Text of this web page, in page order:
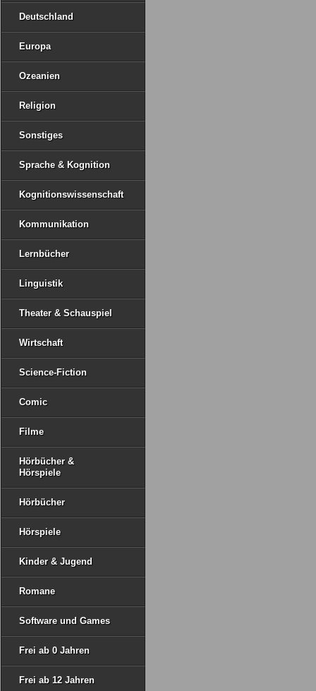
Deutschland
Europa
Ozeanien
Religion
Sonstiges
Sprache & Kognition
Kognitionswissenschaft
Kommunikation
Lernbücher
Linguistik
Theater & Schauspiel
Wirtschaft
Science-Fiction
Comic
Filme
Hörbücher &
Hörspiele
Hörbücher
Hörspiele
Kinder & Jugend
Romane
Software und Games
Frei ab 0 Jahren
Frei ab 12 Jahren